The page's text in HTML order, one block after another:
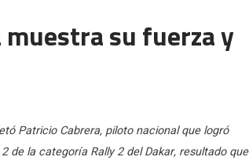
su fuerza y
Patricio Cabrera, piloto nacional que logró
de la categoría Rally 2 del Dakar, resultado que